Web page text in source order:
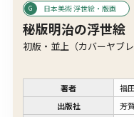
日本美術 浮世絵・版画
秘版明治の浮世絵
初版・並上（カバーヤブ
著者
福
出版社
芳